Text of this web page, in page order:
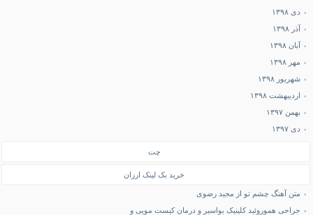
دی ۱۳۹۸
آذر ۱۳۹۸
آبان ۱۳۹۸
مهر ۱۳۹۸
شهریور ۱۳۹۸
اردیبهشت ۱۳۹۸
بهمن ۱۳۹۷
دی ۱۳۹۷
چت
خرید بک لینک ارزان
متن آهنگ چشم تو از مجید رضوی
جراحی هموروئید کلینیک بواسیر و درمان کیست مویی و